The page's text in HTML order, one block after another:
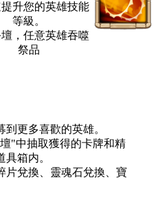
提升您的英雄技能
等級。
，任意英雄吞噬
祭品
更多喜歡的英雄。
"中抽取獲得的卡牌和精
箱内。
片兌換、靈魂石兌換、寶